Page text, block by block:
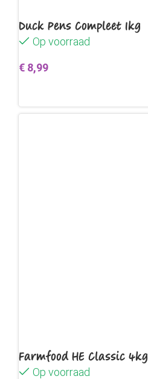
Duck Pens Compleet 1kg
Op voorraad
€ 8,99
Farmfood HE Classic 4kg
Op voorraad